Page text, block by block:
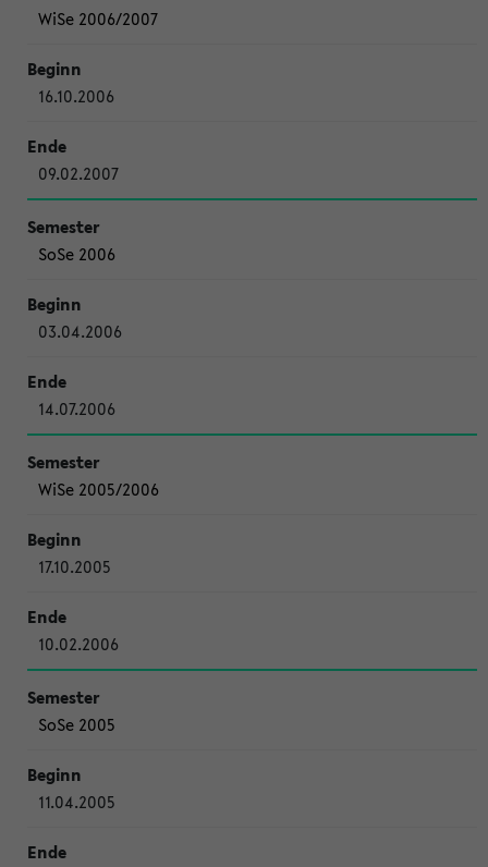
WiSe 2006/2007
16.10.2006
09.02.2007
SoSe 2006
03.04.2006
14.07.2006
WiSe 2005/2006
17.10.2005
10.02.2006
SoSe 2005
11.04.2005